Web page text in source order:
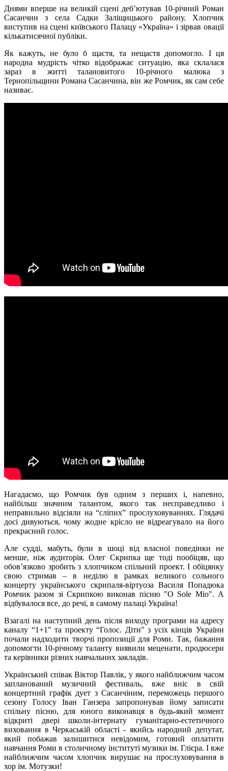
Днями вперше на великій сцені деб’ютував 10-річний Роман
Сасанчин з села Садки Заліщицького району. Хлопчик
виступив на сцені київського Палацу «Україна» і зірвав овації
кількатисячної публіки.
Як кажуть, не було б щастя, та нещастя допомогло. І ця
народна мудрість чітко відображає ситуацію, яка склалася
зараз в житті талановитого 10-річного малюка з
Тернопільщини Романа Сасанчина, він же Ромчик, як сам себе
називає.
Нагадаємо, що Ромчик був одним з перших і, напевно,
найбільш значним талантом, якого так несправедливо і
неправильно відсіяли на “сліпих” прослуховуваннях. Глядачі
досі дивуються, чому жодне крісло не відреагувало на його
прекрасний голос.
Але судді, мабуть, були в шоці від власної поведінки не
менше, ніж аудиторія. Олег Скрипка ще тоді пообіцяв, що
обов’язково зробить з хлопчиком спільний проект. І обіцянку
свою стримав – в неділю в рамках великого сольного
концерту українського скрипаля-віртуоза Василя Попадюка
Ромчик разом зі Скрипкою виконав пісню "O Sole Mio". А
відбувалося все, до речі, в самому палаці Україна!
Взагалі на наступний день після виходу програми на адресу
каналу “1+1″ та проекту “Голос. Діти" з усіх кінців України
почали надходити творчі пропозиції для Роми. Так, бажання
допомогти 10-річному таланту виявили меценати, продюсери
та керівники різних навчальних закладів.
Український співак Віктор Павлік, у якого найближчим часом
запланований музичний фестиваль, вже вніс в свій
концертний графік дует з Сасанчіним, переможець першого
сезону Голосу Іван Ганзера запропонував йому записати
спільну пісню, для юного виконавця в будь-який момент
відкриті двері школи-інтернату гуманітарно-естетичного
виховання в Черкаській області - якийсь народний депутат,
який побажав залишитися невідомим, готовий оплатити
навчання Роми в столичному інституті музики ім. Глієра. І вже
найближчим часом хлопчик вирушає на прослуховування в
хор ім. Мотузки!